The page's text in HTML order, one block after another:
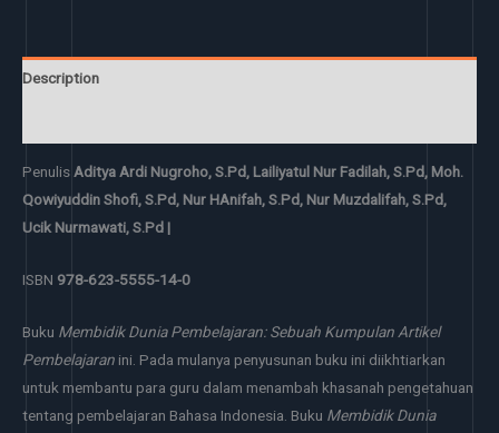
Description
PenulisAditya Ardi Nugroho, S.Pd, Lailiyatul Nur Fadilah, S.Pd, Moh.
Qowiyuddin Shofi, S.Pd, Nur HAnifah, S.Pd, Nur Muzdalifah, S.Pd,
Ucik Nurmawati, S.Pd |
ISBN 978-623-5555-14-0
Buku Membidik Dunia Pembelajaran: Sebuah Kumpulan Artikel
Pembelajaran ini. Pada mulanya penyusunan buku ini diikhtiarkan
untuk membantu para guru dalam menambah khasanah pengetahuan
tentang pembelajaran Bahasa Indonesia. Buku Membidik Dunia